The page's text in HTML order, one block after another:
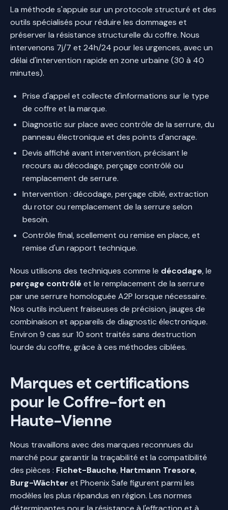
La méthode s'appuie sur un protocole structuré et des
outils spécialisés pour réduire les dommages et
préserver la résistance structurelle du coffre. Nous
intervenons 7j/7 et 24h/24 pour les urgences, avec un
délai d'intervention rapide en zone urbaine (30 à 40
minutes).
Prise d'appel et collecte d'informations sur le type
de coffre et la marque.
Diagnostic sur place avec contrôle de la serrure, du
panneau électronique et des points d'ancrage.
Devis affiché avant intervention, précisant le
recours au décodage, perçage contrôlé ou
remplacement de serrure.
Intervention : décodage, perçage ciblé, extraction
du rotor ou remplacement de la serrure selon
besoin.
Contrôle final, scellement ou remise en place, et
remise d'un rapport technique.
Nous utilisons des techniques comme le décodage, le
perçage contrôléet le remplacement de la serrure
par une serrure homologuée A2P lorsque nécessaire.
Nos outils incluent fraiseuses de précision, jauges de
combinaison et appareils de diagnostic électronique.
Environ 9 cas sur 10 sont traités sans destruction
lourde du coffre, grâce à ces méthodes ciblées.
Marques et certifications
pour le Coffre-fort en
Haute-Vienne
Nous travaillons avec des marques reconnues du
marché pour garantir la traçabilité et la compatibilité
des pièces : Fichet-Bauche, Hartmann Tresore,
Burg-Wächter et Phoenix Safe figurent parmi les
modèles les plus répandus en région. Les normes